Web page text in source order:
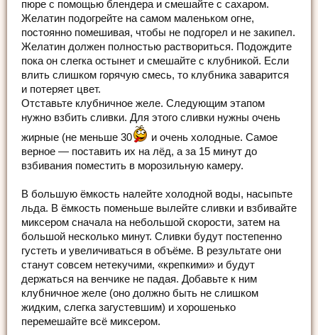
пюре с помощью блендера и смешайте с сахаром.
Желатин подогрейте на самом маленьком огне,
постоянно помешивая, чтобы не подгорел и не закипел.
Желатин должен полностью раствориться. Подождите
пока он слегка остынет и смешайте с клубникой. Если
влить слишком горячую смесь, то клубника заварится
и потеряет цвет.
Отставьте клубничное желе. Следующим этапом
нужно взбить сливки. Для этого сливки нужны очень
жирные (не меньше 30
и очень холодные. Самое
верное — поставить их на лёд, а за 15 минут до
взбивания поместить в морозильную камеру.
В большую ёмкость налейте холодной воды, насыпьте
льда. В ёмкость поменьше вылейте сливки и взбивайте
миксером сначала на небольшой скорости, затем на
большой несколько минут. Сливки будут постепенно
густеть и увеличиваться в объёме. В результате они
станут совсем нетекучими, «крепкими» и будут
держаться на венчике не падая. Добавьте к ним
клубничное желе (оно должно быть не слишком
жидким, слегка загустевшим) и хорошенько
перемешайте всё миксером.